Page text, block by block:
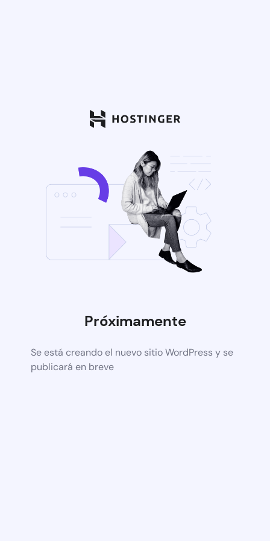
Próximamente
Se está creando el nuevo sitio WordPress y se
publicará en breve